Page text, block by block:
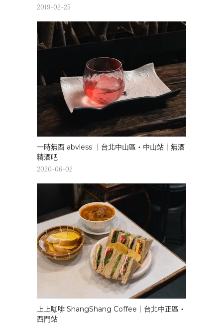
2019-02-25
一時無酉 abvless ｜台北中山區・中山站｜無酒
精酒吧
2020-06-02
上上咖啡 ShangShang Coffee｜台北中正區・
西門站